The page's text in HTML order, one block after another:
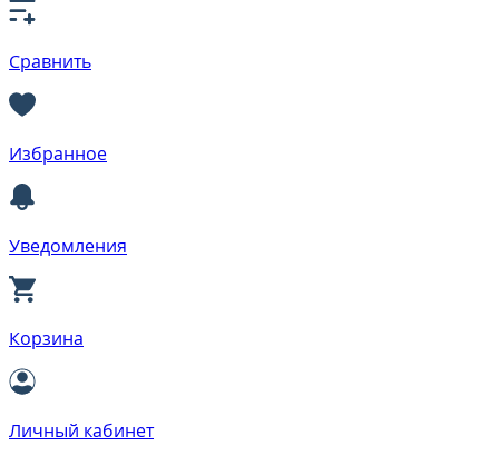
Сравнить
Избранное
Уведомления
Корзина
Личный кабинет